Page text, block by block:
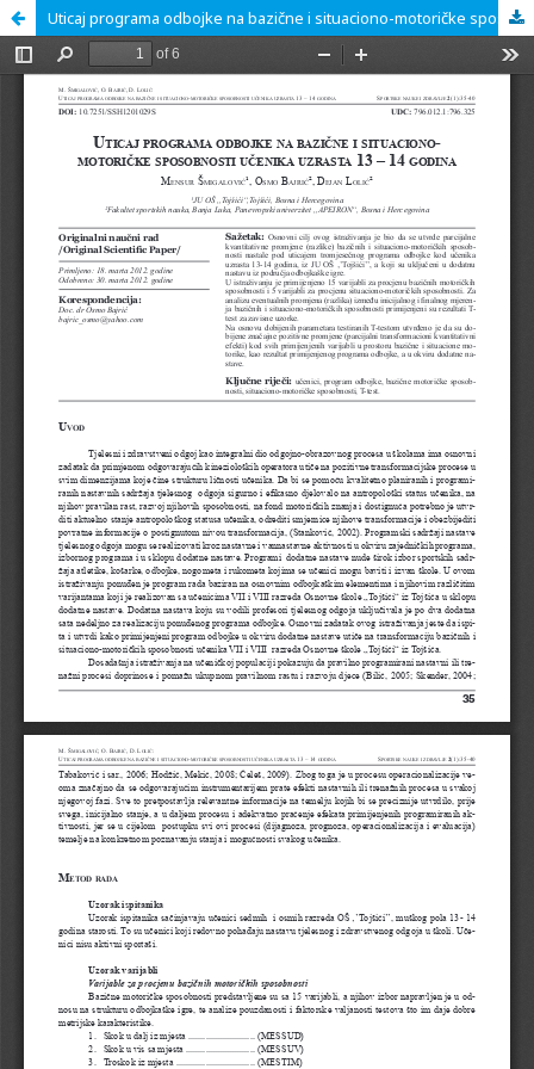
Uticaj programa odbojke na bazične i situaciono-motoričke sposobnosti učenika uzrasta 13 – 14 godina